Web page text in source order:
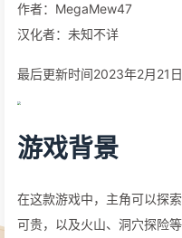
作者：MegaMew47
汉化者：未知不详
最后更新时间2023年2月21日
游戏背景
在这款游戏中，主角可以探
可贵，以及火山、洞穴探险等